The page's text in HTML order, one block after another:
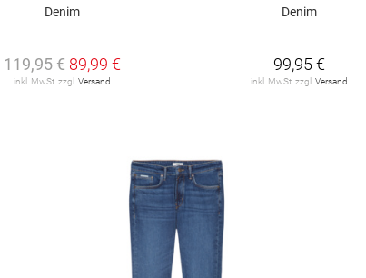
Denim
119,95 € 89,99 €
inkl. MwSt. zzgl.Versand
Denim
99,95 €
inkl. MwSt. zzgl.Versand